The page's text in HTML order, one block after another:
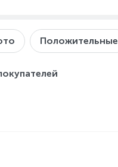
Положительные